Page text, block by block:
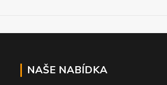
NAŠE NABÍDKA